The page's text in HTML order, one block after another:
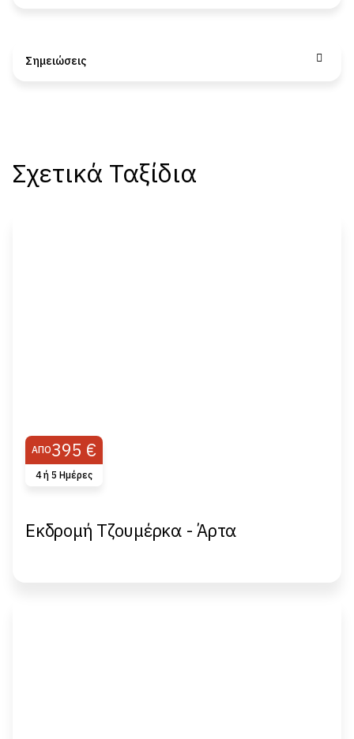
Σημειώσεις
Σχετικά Ταξίδια
ΑΠΌ395 €
4 ή 5 Ημέρες
Εκδρομή Τζουμέρκα - Άρτα